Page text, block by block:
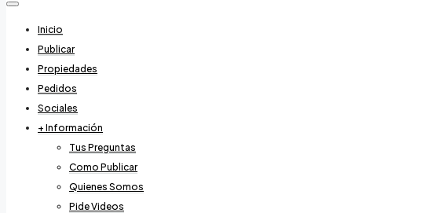
Inicio
Publicar
Propiedades
Pedidos
Sociales
+ Información
Tus Preguntas
Como Publicar
Quienes Somos
Pide Videos